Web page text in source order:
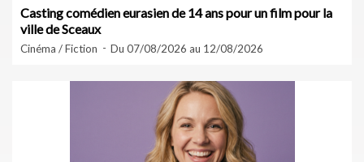
Casting comédien eurasien de 14 ans pour un film pour la
ville de Sceaux
Cinéma / Fiction Du 07/08/2026 au 12/08/2026